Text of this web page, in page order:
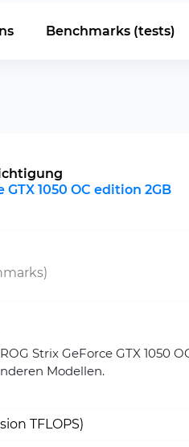
Benchmarks (tests)
GTX 1050 OC edition 2GB
Strix GeForce GTX 1050
Modellen.
TFLOPS)